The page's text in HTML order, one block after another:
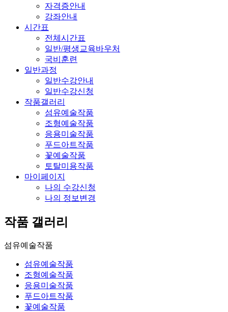
자격증안내
강좌안내
시간표
전체시간표
일반/평생교육바우처
국비훈련
일반과정
일반수강안내
일반수강신청
작품갤러리
섬유예술작품
조형예술작품
응용미술작품
푸드아트작품
꽃예술작품
토탈미용작품
마이페이지
나의 수강신청
나의 정보변경
작품 갤러리
섬유예술작품
섬유예술작품
조형예술작품
응용미술작품
푸드아트작품
꽃예술작품